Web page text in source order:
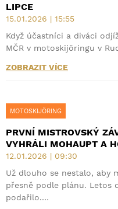
LIPCE
15.01.2026 | 15:55
Když účastníci a diváci
MČR v motoskijöringu v
ZOBRAZIT VÍCE
MOTOSKIJÖRING
PRVNÍ MISTROVSKÝ
VYHRÁLI MOHAUPT A
12.01.2026 | 09:30
Už dlouho se nestalo, aby
přesně podle plánu. Letos
podařilo.…